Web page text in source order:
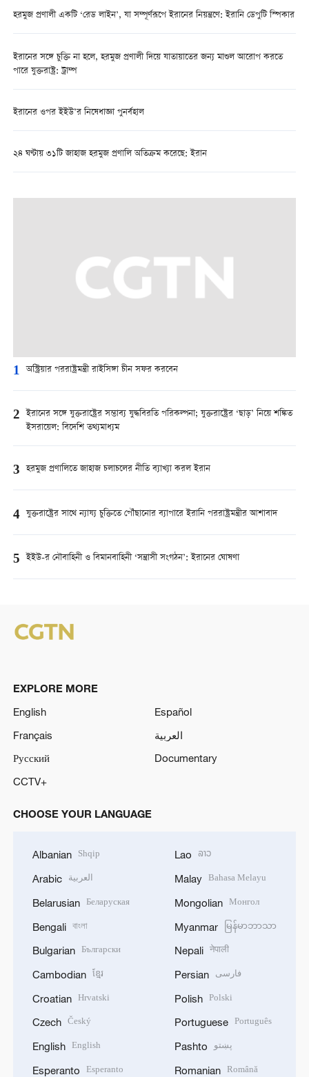
হরমুজ প্রণালী একটি ‘রেড লাইন’, যা সম্পূর্ণরূপে ইরানের নিয়ন্ত্রণে: ইরানি ডেপুটি স্পিকার
ইরানের সঙ্গে চুক্তি না হলে, হরমুজ প্রণালী দিয়ে যাতায়াতের জন্য মাশুল আরোপ করতে
পারে যুক্তরাষ্ট্র: ট্রাম্প
ইরানের ওপর ইইউ’র নিষেধাজ্ঞা পুনর্বহাল
২৪ ঘণ্টায় ৩১টি জাহাজ হরমুজ প্রণালি অতিক্রম করেছে: ইরান
1 অস্ট্রিয়ার পররাষ্ট্রমন্ত্রী রাইসিঙ্গা চীন সফর করবেন
2 ইরানের সঙ্গে যুক্তরাষ্ট্রের সম্ভাব্য যুদ্ধবিরতি পরিকল্পনা; যুক্তরাষ্ট্রের ‘ছাড়’ নিয়ে শঙ্কিত
ইসরায়েল: বিদেশি তথ্যমাধ্যম
3 হরমুজ প্রণালিতে জাহাজ চলাচলের নীতি ব্যাখ্যা করল ইরান
4 যুক্তরাষ্ট্রের সাথে ন্যায্য চুক্তিতে পৌঁছানোর ব্যাপারে ইরানি পররাষ্ট্রমন্ত্রীর আশাবাদ
5 ইইউ-র নৌবাহিনী ও বিমানবাহিনী ‘সন্ত্রাসী সংগঠন’: ইরানের ঘোষণা
EXPLORE MORE
English
Español
Français
العربية
Русский
Documentary
CCTV+
CHOOSE YOUR LANGUAGE
Albanian Shqip
Arabic العربية
Belarusian Беларуская
Bengali বাংলা
Bulgarian Български
Cambodian ខ្មែរ
Croatian Hrvatski
Czech Český
English English
Esperanto Esperanto
Lao ລາວ
Malay Bahasa Melayu
Mongolian Монгол
Myanmar မြန်မာဘာသာ
Nepali नेपाली
Persian فارسی
Polish Polski
Portuguese Português
Pashto پښتو
Romanian Română